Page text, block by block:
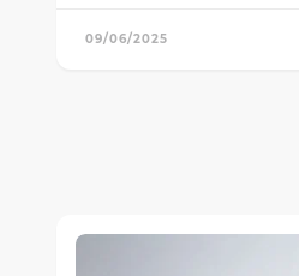
09/06/2025